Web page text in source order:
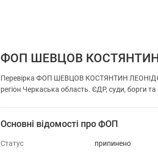
ФОП ШЕВЦОВ
Перевірка ФОП ШЕВЦОВ КОСТЯНТИН
регіон Черкаська область. ЄДР, суди, борги та
Основні відомості про ФОП
Статус припинено